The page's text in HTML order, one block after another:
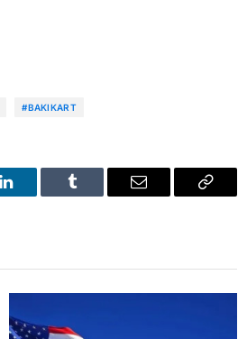
#BAKIKART
LinkedIn Tumblr Email
Copy